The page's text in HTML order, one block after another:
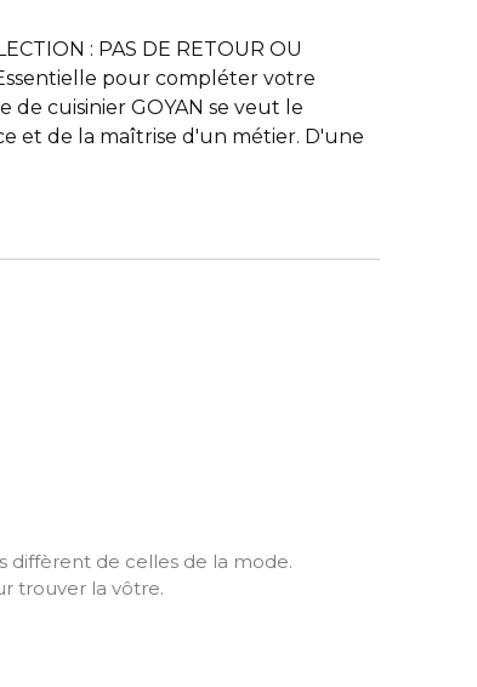
: PAS DE RETOUR OU
pour compléter votre
de cuisinier GOYAN se veut le
et de la maîtrise d'un métier. D'une
diffèrent de celles de la mode.
trouver la vôtre.